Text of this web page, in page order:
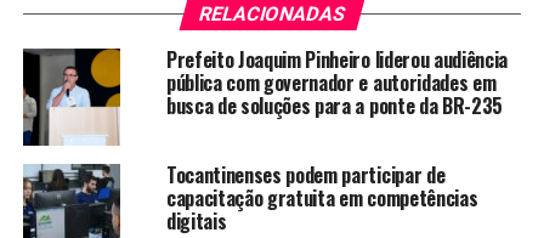
RELACIONADAS
Prefeito Joaquim Pinheiro liderou audiência
pública com governador e autoridades em
busca de soluções para a ponte da BR-235
Tocantinenses podem participar de
capacitação gratuita em competências
digitais